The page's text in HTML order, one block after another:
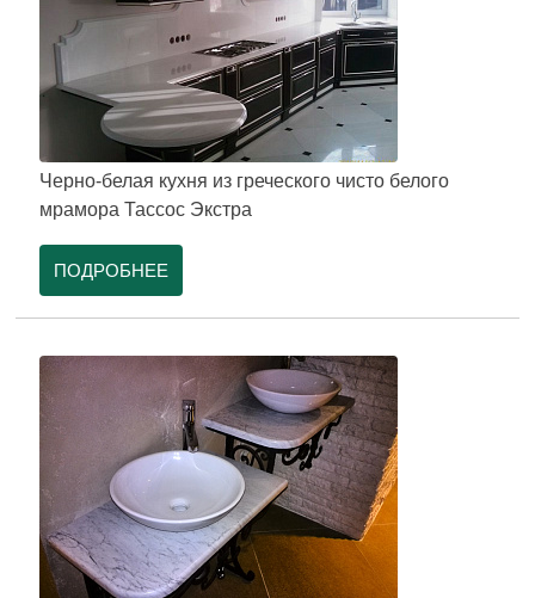
Черно-белая кухня из греческого чисто белого
мрамора Тассос Экстра
ПОДРОБНЕЕ